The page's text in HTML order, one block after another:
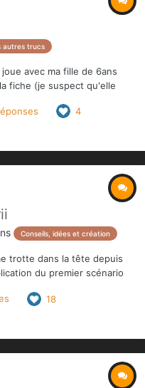
autres trucs
avec ma fille de 6ans
fiche (je suspect qu'elle
plusieurs jeux. Je les ai
4
Conseils, idées et création
trotte dans la tête depuis
du premier scénario
(à moins
18